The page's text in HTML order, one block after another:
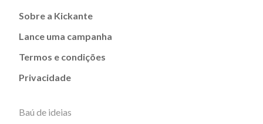
Sobre a Kickante
Lance uma campanha
Termos e condições
Privacidade
Baú de ideias